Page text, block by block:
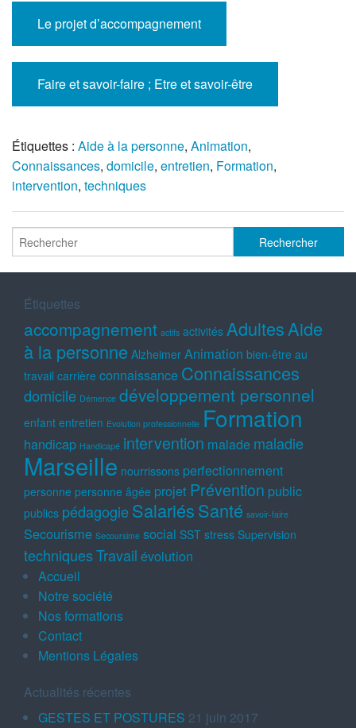
Le projet d’accompagnement
Faire et savoir-faire ; Etre et savoir-être
Étiquettes : Aide à la personne, Animation,
Connaissances, domicile, entretien, Formation,
intervention, techniques
Étiquettes
accompagnement actifs activités AdultesAide
à la personne Alzheimer Animation bien-être au
travail carrière connaissance Connaissances
domicile Démence développement personnel
enfant entretien Evolution professionnelle Formation
handicap Handicapé intervention malade maladie
Marseille nourrissons perfectionnement
personne personne âgée projet Prévention public
publics pédagogieSalariésSanté savoir-faire
Secourisme Secoursime social SST stress Supervision
techniquesTravail évolution
Accueil
Notre société
Nos formations
Contact
Mentions Légales
Actualités récentes
GESTES ET POSTURES 21 juin 2017